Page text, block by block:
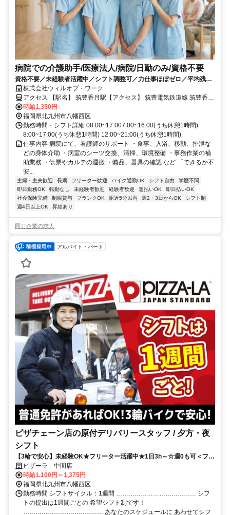
病院での介護助手/医療法人/病院/日勤のみ/資格不要
資格不要／未経験者活躍中／シフト調整可／力仕事ほぼゼロ／平均残業
10時間以下／社会保険完備／週3日〜勤務ok／バイク通勤可／医療行為
なし／日払い可・週払い可/ms400201
株式会社ウィルオブ・ワーク
アクセス 【駅名】 筑豊香月駅【アクセス】 筑豊電気鉄道線 筑豊香月
駅から車で5分
時給1,350円
福岡県北九州市八幡西区
勤務時間・シフト詳細 08:00~17:007:00~16:00(うち休憩1時間)
8:00~17:00(うち休憩1時間) 12:00~21:00(うち休憩1時間)
仕事内容 病院にて、看護師のサポート ・食事、入浴、移動、排泄な
どの身体介助 ・病室のシーツ交換、清掃、環境整備 ・事務作業の補
助業務 ・伝票やカルテの運搬 ・備品、器具の確認 など 「できるか不
安...
主婦・主夫歓迎 長期 フリーター歓迎 バイク通勤OK シフト自由
学歴不問
即日勤務OK
転勤なし 未経験者歓迎 経験者歓迎 週払いOK
即日払いOK
社会保険完備
制服貸与 ブランクOK 駅近5分以内 週2・3日からOK
シフト制
週4日以上OK
昇給あり
同じ企業の求人
アルバイト・パート
ピザチェーン店の原付デリバリースタッフ / 夕方・夜
シフト
【3輪で安心】未経験OK★フリーター活躍中★1日3h～☆週0も可＜フリ
ーWi-Fi有＞｜平日16時～働ける方大募集♪
ピザーラ 中間店
時給1,100円～1,375円
福岡県北九州市八幡西区
勤務時間 シフトサイクル：1週間 ………………………………… シフ
トの提出は1週間ごとの 希望シフト制です！
………………………………… あなたのスケジュールに あわせてシフ